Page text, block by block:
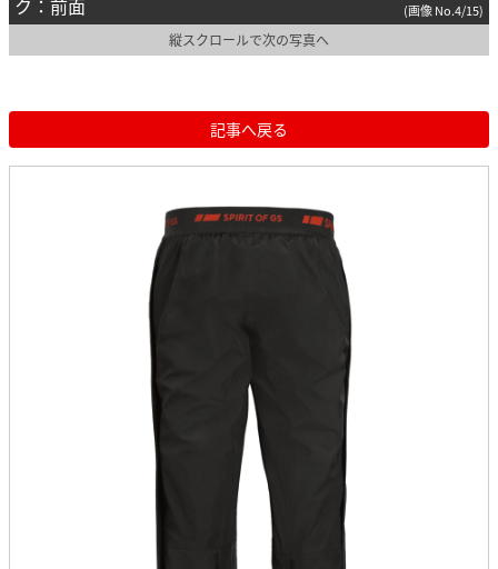
(画像 No.4/15)
縦スクロールで次の写真へ
記事へ戻る